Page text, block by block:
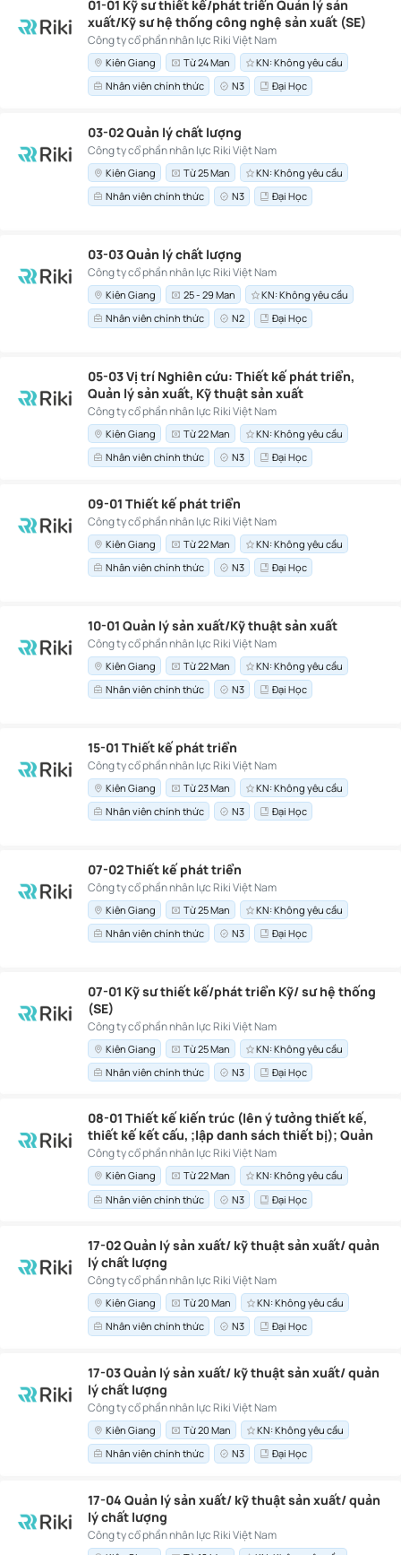
01-01 Kỹ sư thiết kế/phát triển Quản lý sản
xuất/Kỹ sư hệ thống công nghệ sản xuất (SE)
Công ty cổ phần nhân lực Riki Việt Nam
Kiên Giang Từ 24 Man
KN: Không yêu cầu
Nhân viên chính thức
N3 Đại Học
03-02 Quản lý chất lượng
Công ty cổ phần nhân lực Riki Việt Nam
Kiên Giang Từ 25 Man
KN: Không yêu cầu
Nhân viên chính thức
N3 Đại Học
03-03 Quản lý chất lượng
Công ty cổ phần nhân lực Riki Việt Nam
Kiên Giang 25 - 29 Man
KN: Không yêu cầu
Nhân viên chính thức
N2 Đại Học
05-03 Vị trí Nghiên cứu: Thiết kế phát triển,
Quản lý sản xuất, Kỹ thuật sản xuất
Công ty cổ phần nhân lực Riki Việt Nam
Kiên Giang Từ 22 Man
KN: Không yêu cầu
Nhân viên chính thức
N3 Đại Học
09-01 Thiết kế phát triển
Công ty cổ phần nhân lực Riki Việt Nam
Kiên Giang Từ 22 Man
KN: Không yêu cầu
Nhân viên chính thức
N3 Đại Học
10-01 Quản lý sản xuất/Kỹ thuật sản xuất
Công ty cổ phần nhân lực Riki Việt Nam
Kiên Giang Từ 22 Man
KN: Không yêu cầu
Nhân viên chính thức
N3 Đại Học
15-01 Thiết kế phát triển
Công ty cổ phần nhân lực Riki Việt Nam
Kiên Giang Từ 23 Man
KN: Không yêu cầu
Nhân viên chính thức
N3 Đại Học
07-02 Thiết kế phát triển
Công ty cổ phần nhân lực Riki Việt Nam
Kiên Giang Từ 25 Man
KN: Không yêu cầu
Nhân viên chính thức
N3 Đại Học
07-01 Kỹ sư thiết kế/phát triển Kỹ/ sư hệ thống
(SE)
Công ty cổ phần nhân lực Riki Việt Nam
Kiên Giang Từ 25 Man
KN: Không yêu cầu
Nhân viên chính thức
N3 Đại Học
08-01 Thiết kế kiến ​​trúc (lên ý tưởng thiết kế,
thiết kế kết cấu, ;lập danh sách thiết bị); Quản
lý xây dựng (kiến trúc, xây dựng dân dụng, v.v.)
Công ty cổ phần nhân lực Riki Việt Nam
Kiên Giang Từ 22 Man
KN: Không yêu cầu
Nhân viên chính thức
N3 Đại Học
17-02 Quản lý sản xuất/ kỹ thuật sản xuất/ quản
lý chất lượng
Công ty cổ phần nhân lực Riki Việt Nam
Kiên Giang Từ 20 Man
KN: Không yêu cầu
Nhân viên chính thức
N3 Đại Học
17-03 Quản lý sản xuất/ kỹ thuật sản xuất/ quản
lý chất lượng
Công ty cổ phần nhân lực Riki Việt Nam
Kiên Giang Từ 20 Man
KN: Không yêu cầu
Nhân viên chính thức
N3 Đại Học
17-04 Quản lý sản xuất/ kỹ thuật sản xuất/ quản
lý chất lượng
Công ty cổ phần nhân lực Riki Việt Nam